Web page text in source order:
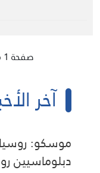
صفحة 1 من 3
آخر
موسكو: روسيا
دبلوماسيين